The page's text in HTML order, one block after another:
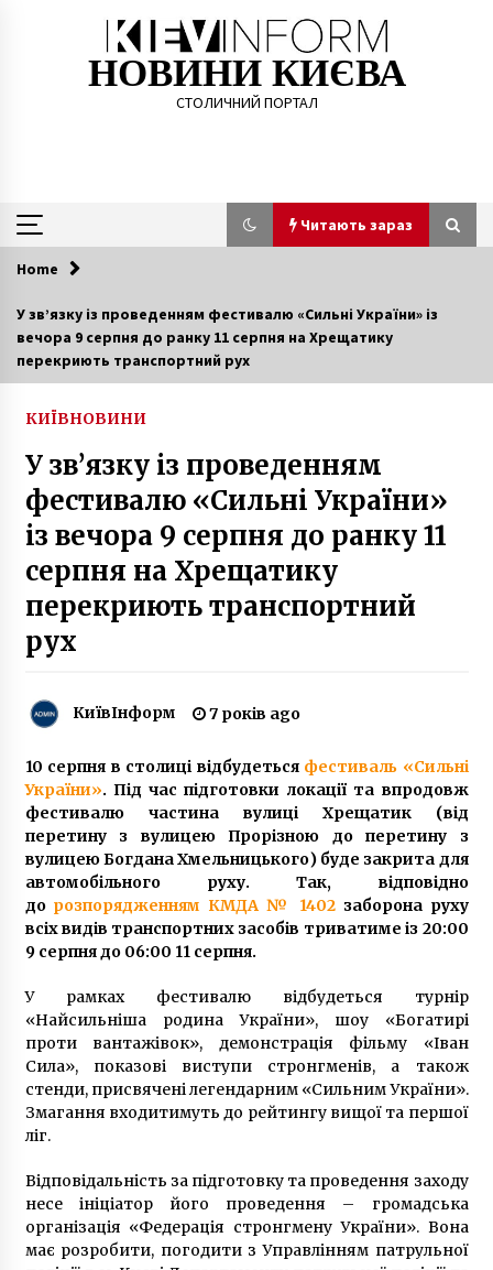
НОВИНИ КИЄВА
СТОЛИЧНИЙ ПОРТАЛ
Читають зараз
Читають зараз
В Киеве откроют пункты приема
использованных пакетов
дорог до конца года
10 років ago
Під будинком Зеленського влаштували акцію
«Хто замовив Гандзюк?»
6 років ago
8 років ago
З початку карантину від киян надійшло
понад 100 звернень через суїцидальні наміри
6 років ago
Национальная лотерея золотой кубок
6 років ago
Опасный “Радикал”: Киеву угрожает
заражение ртутью и хлором
9 років ago
5 років ago
В Киеве ликвидировали конвертцентр с
оборотом в 300 000 000
Home
У зв’язку із проведенням фестивалю «Сильні України» із
вечора 9 серпня до ранку 11 серпня на Хрещатику
перекриють транспортний рух
КИЇВНОВИНИ
У зв’язку із проведенням
фестивалю «Сильні України»
із вечора 9 серпня до ранку 11
серпня на Хрещатику
перекриють транспортний
рух
КиївІнформ 7 років ago
10 серпня в столиці відбудеться фестиваль «Сильні
України». Під час підготовки локації та впродовж
фестивалю частина вулиці Хрещатик (від
перетину з вулицею Прорізною до перетину з
вулицею Богдана Хмельницького) буде закрита для
автомобільного руху. Так, відповідно
до розпорядженням КМДА № 1402заборона руху
всіх видів транспортних засобів триватиме із 20:00
9 серпня до 06:00 11 серпня.
У рамках фестивалю відбудеться турнір
«Найсильніша родина України», шоу «Богатирі
проти вантажівок», демонстрація фільму «Іван
Сила», показові виступи стронгменів, а також
стенди, присвячені легендарним «Сильним України».
Змагання входитимуть до рейтингу вищої та першої
ліг.
Відповідальність за підготовку та проведення заходу
несе ініціатор його проведення – громадська
організація «Федерація стронгмену України». Вона
має розробити, погодити з Управлінням патрульної